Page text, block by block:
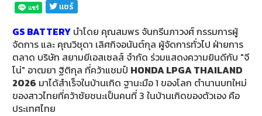
ข่าว
เเละ
กิจกรรม
ร่วม
งาน
กับ
เเชร์
GS BATTERY นำโดย คุณสมพร จันกรีนภาวงศ์ กรรมการผู้
จัดการ และ คุณวิชุดา เลิศกิจอนันต์กุล ผู้จัดการทั่วไป ฝ่ายการ
ตลาด บริษัท สยามยีเอสเซลส์ จำกัด ร่วมแสดงความยินดีกับ "จี
โน่" อาฒยา ฐิติกุล ที่คว้าแชมป์ HONDA LPGA THAILAND
2026 มาได้สำเร็จในบ้านเกิด ฐานะมือ 1 ของโลก ตำนานบทใหม่
ของสาวไทยที่คว้าชัยชนะเป็นคนที่ 3 ในบ้านเกิดของตัวเอง คือ
ประเทศไทย